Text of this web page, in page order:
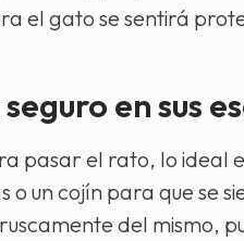
el gato se sentirá
en sus
pasar el rato, lo ideal
o un cojín para que se
del mismo,